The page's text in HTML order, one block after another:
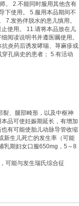
。 2.不能同时服用其他含有
下使用。 5.服用本品期间不
7.发热伴脱水的患儿慎用。
使用。 11.请将本品放在儿
阅读说明书并遵医嘱使用。
炎药后诱发哮喘、荨麻疹或
孔病史的患者； 5.有活动
裂、腿部畸形，以及中枢神
品可使妊娠期延长，有增加
有可能使胎儿动脉导管收缩
新生儿死亡的发生率（可能
乳期妇女口服650mg，5～8
可能与发生瑞氏综合征